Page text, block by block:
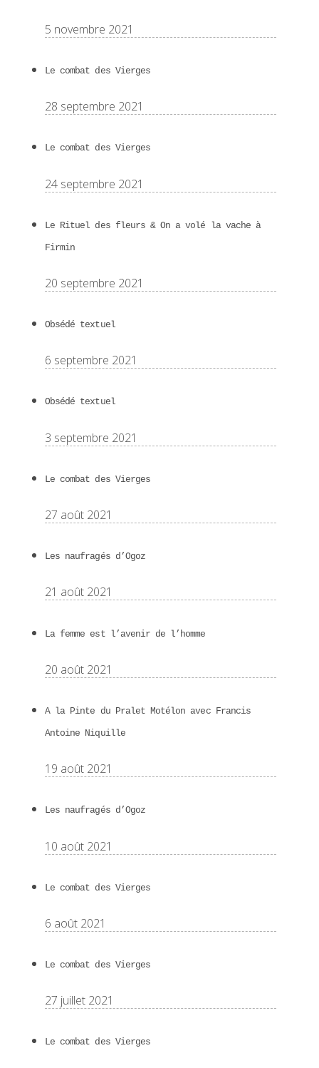
5 novembre 2021
Le combat des Vierges
28 septembre 2021
Le combat des Vierges
24 septembre 2021
Le Rituel des fleurs & On a volé la vache à
Firmin
20 septembre 2021
Obsédé textuel
6 septembre 2021
Obsédé textuel
3 septembre 2021
Le combat des Vierges
27 août 2021
Les naufragés d’Ogoz
21 août 2021
La femme est l’avenir de l’homme
20 août 2021
A la Pinte du Pralet Motélon avec Francis
Antoine Niquille
19 août 2021
Les naufragés d’Ogoz
10 août 2021
Le combat des Vierges
6 août 2021
Le combat des Vierges
27 juillet 2021
Le combat des Vierges